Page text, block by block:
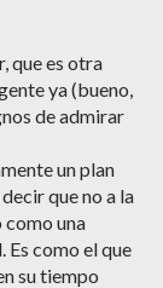
que es otra
ya (bueno,
de admirar
un plan
que no a la
como una
Es como el que
su tiempo